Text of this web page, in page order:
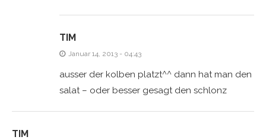
TIM
Januar 14, 2013 - 04:43
ausser der kolben platzt^^ dann hat man den
salat – oder besser gesagt den schlonz
TIM